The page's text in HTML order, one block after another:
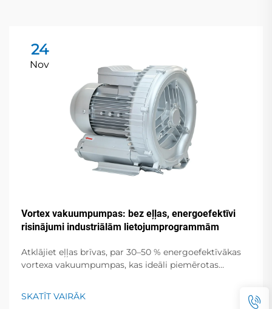
24
Nov
Vortex vakuumpumpas: bez eļļas, energoefektīvi
risinājumi industriālām lietojumprogrammām
Atklājiet eļļas brīvas, par 30–50 % energoefektīvākas
vortexa vakuumpumpas, kas ideāli piemērotas
Nulles piesārņojums, zems troksnis, globāla atbalsta
pakalpojumi. Pieprasiet piedāvājumu jau šodien.
SKATĪT VAIRĀK